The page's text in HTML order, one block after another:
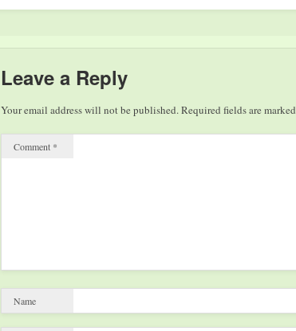
neuen Album "Achter Tag".
deutschsprachigen…
Leave a Reply
Your email address will not be published.Required fields are marked
Comment *
Name